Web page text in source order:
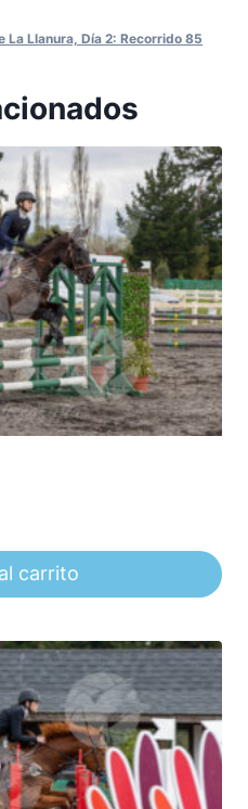
La Llanura, Día 2: Recorrido 85
carrito